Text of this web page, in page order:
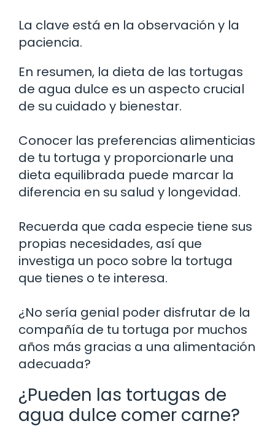
La clave está en la observación y la
paciencia.
En resumen, la dieta de las tortugas
de agua dulce es un aspecto crucial
de su cuidado y bienestar.
Conocer las preferencias alimenticias
de tu tortuga y proporcionarle una
dieta equilibrada puede marcar la
diferencia en su salud y longevidad.
Recuerda que cada especie tiene sus
propias necesidades, así que
investiga un poco sobre la tortuga
que tienes o te interesa.
¿No sería genial poder disfrutar de la
compañía de tu tortuga por muchos
años más gracias a una alimentación
adecuada?
¿Pueden las tortugas de
agua dulce comer carne?